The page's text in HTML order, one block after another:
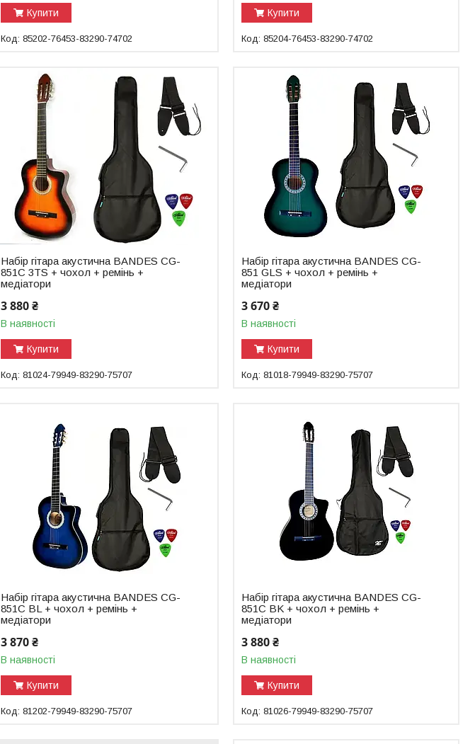
Купити
85202-76453-83290-74702
Купити
85204-76453-83290-74702
Набір гітара акустична BANDES CG-
851C 3TS + чохол + ремінь +
медіатори
3 880 ₴
В наявності
Купити
81024-79949-83290-75707
Набір гітара акустична BANDES CG-
851 GLS + чохол + ремінь +
медіатори
3 670 ₴
В наявності
Купити
81018-79949-83290-75707
Набір гітара акустична BANDES CG-
851С BL + чохол + ремінь +
медіатори
3 870 ₴
В наявності
Купити
81202-79949-83290-75707
Набір гітара акустична BANDES CG-
851C BK + чохол + ремінь +
медіатори
3 880 ₴
В наявності
Купити
81026-79949-83290-75707